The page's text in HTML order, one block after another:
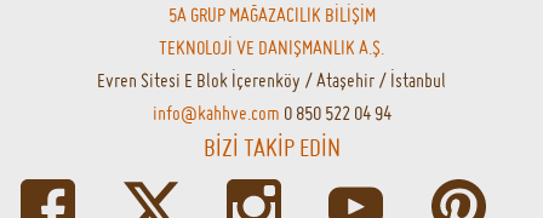
5A GRUP MAĞAZACILIK BİLİŞİM
TEKNOLOJİ VE DANIŞMANLIK A.Ş.
Evren Sitesi E Blok İçerenköy / Ataşehir / İstanbul
info@kahhve.com 0 850 522 04 94
BİZİ TAKİP EDİN